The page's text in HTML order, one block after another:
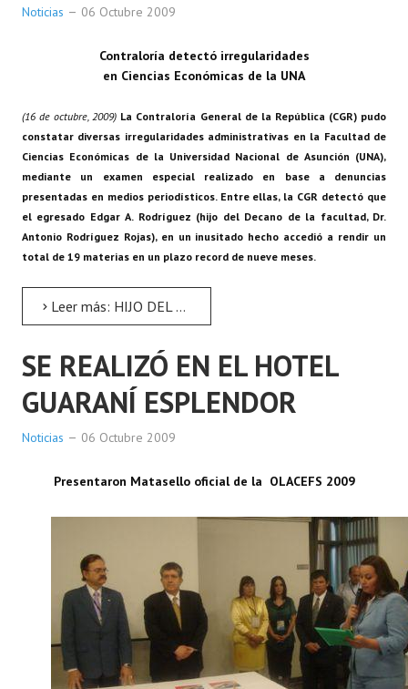
Noticias 06 Octubre 2009
Contraloría detectó irregularidades
en Ciencias Económicas de la UNA
(16 de octubre, 2009) La Contraloría General de la República (CGR) pudo
constatar diversas irregularidades administrativas en la Facultad de
Ciencias Económicas de la Universidad Nacional de Asunción (UNA),
mediante un examen especial realizado en base a denuncias
presentadas en medios periodísticos. Entre ellas, la CGR detectó que
el egresado Edgar A. Rodríguez (hijo del Decano de la facultad, Dr.
Antonio Rodríguez Rojas), en un inusitado hecho accedió a rendir un
total de 19 materias en un plazo record de nueve meses.
Leer más: HIJO DEL DECANO RINDIÓ 19 MATERIAS EN PLAZO RÉCORD DE NUEVE MESES
SE REALIZÓ EN EL HOTEL
GUARANÍ ESPLENDOR
Noticias 06 Octubre 2009
Presentaron Matasello oficial de la OLACEFS 2009